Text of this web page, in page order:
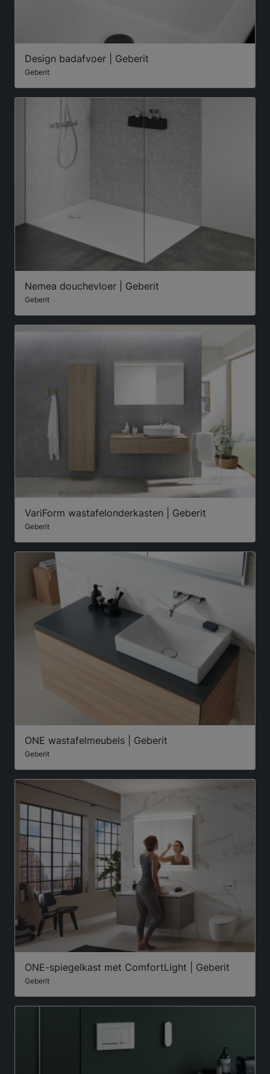
Design badafvoer | Geberit
Geberit
Nemea douchevloer | Geberit
Geberit
VariForm wastafelonderkasten | Geberit
Geberit
ONE wastafelmeubels | Geberit
Geberit
ONE-spiegelkast met ComfortLight | Geberit
Geberit